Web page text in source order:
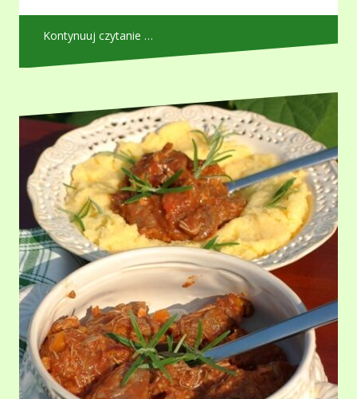
Kontynuuj czytanie …